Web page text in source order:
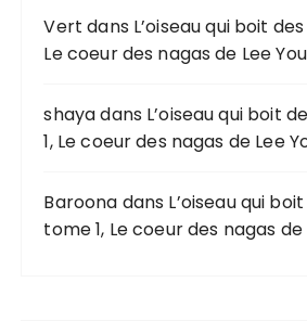
rVert dans L’oiseau qui boit
Le coeur des nagas de Lee
shayadans L’oiseau qui boit
1, Le coeur des nagas de Lee
Baroona dans L’oiseau qui
tome 1, Le coeur des nagas